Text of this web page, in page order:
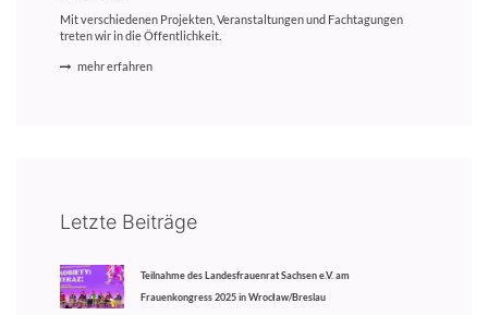
Mit verschiedenen Projekten, Veranstaltungen und Fachtagungen
treten wir in die Öffentlichkeit.
mehr erfahren
Letzte Beiträge
Teilnahme des Landesfrauenrat Sachsen e.V. am
Frauenkongress 2025 in Wrocław/Breslau